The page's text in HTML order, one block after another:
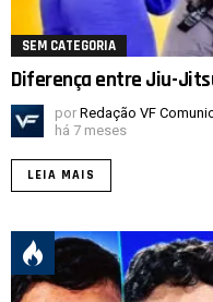
SEM CATEGORIA
Diferença entre Jiu-
por Redação VF
há 7 meses
LEIA MAIS